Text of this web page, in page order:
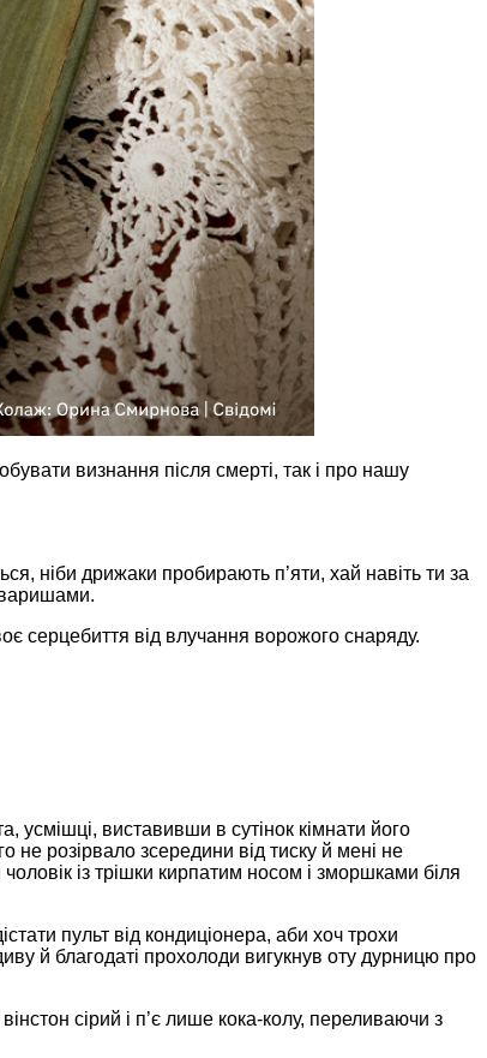
визнання після смерті, так і про нашу
ніби дрижаки пробирають п’яти, хай навіть ти за
серцебиття від влучання ворожого снаряду.
усмішці, виставивши в сутінок кімнати його
не розірвало зсередини від тиску й мені не
із трішки кирпатим носом і зморшками біля
пульт від кондиціонера, аби хоч трохи
й благодаті прохолоди вигукнув оту дурницю про
сірий і п’є лише кока-колу, переливаючи з